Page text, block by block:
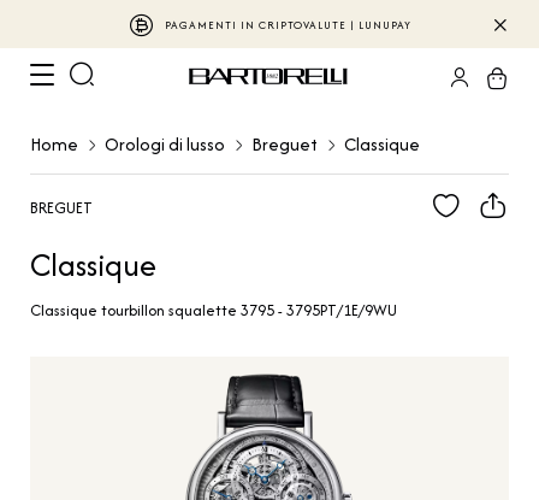
PAGAMENTI IN CRIPTOVALUTE | LUNUPAY
Home Orologi di lusso Breguet Classique
BREGUET
Classique
Classique tourbillon squalette 3795 - 3795PT/1E/9WU